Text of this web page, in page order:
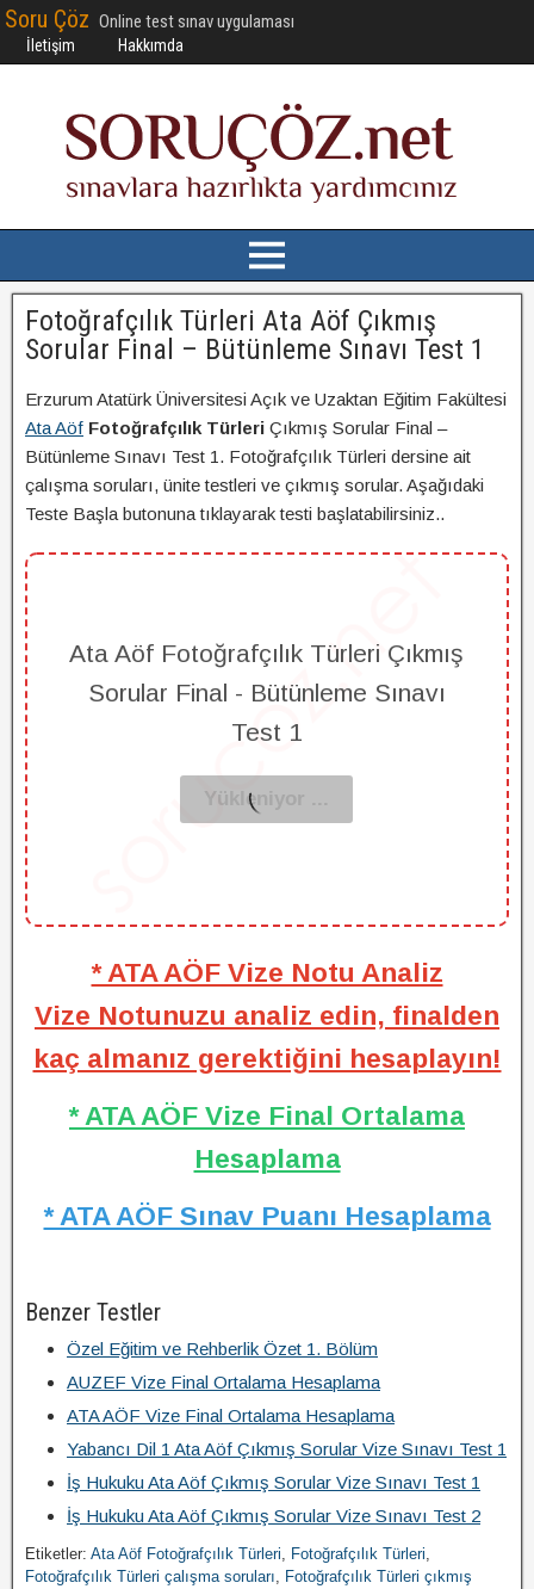
Soru Çöz Online test sınav uygulaması
İletişim Hakkımda
Fotoğrafçılık Türleri Ata Aöf Çıkmış
Sorular Final – Bütünleme Sınavı Test 1
Erzurum Atatürk Üniversitesi Açık ve Uzaktan Eğitim Fakültesi
Ata Aöf Fotoğrafçılık Türleri Çıkmış Sorular Final –
Bütünleme Sınavı Test 1. Fotoğrafçılık Türleri dersine ait
çalışma soruları, ünite testleri ve çıkmış sorular. Aşağıdaki
Teste Başla butonuna tıklayarak testi başlatabilirsiniz..
Ata Aöf Fotoğrafçılık Türleri Çıkmış
Sorular Final - Bütünleme Sınavı
Test 1
* ATA AÖF Vize Notu Analiz
Vize Notunuzu analiz edin, finalden
kaç almanız gerektiğini hesaplayın!
* ATA AÖF Vize Final Ortalama
Hesaplama
* ATA AÖF Sınav Puanı Hesaplama
Benzer Testler
Özel Eğitim ve Rehberlik Özet 1. Bölüm
AUZEF Vize Final Ortalama Hesaplama
ATA AÖF Vize Final Ortalama Hesaplama
Yabancı Dil 1 Ata Aöf Çıkmış Sorular Vize Sınavı Test 1
İş Hukuku Ata Aöf Çıkmış Sorular Vize Sınavı Test 1
İş Hukuku Ata Aöf Çıkmış Sorular Vize Sınavı Test 2
Etiketler: Ata Aöf Fotoğrafçılık Türleri, Fotoğrafçılık Türleri,
Fotoğrafçılık Türleri çalışma soruları, Fotoğrafçılık Türleri çıkmış